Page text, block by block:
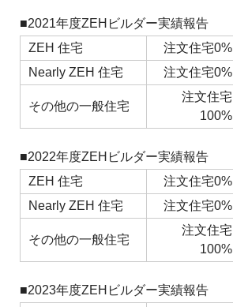
■2021年度ZEHビルダー実績報告
ZEH 住宅
注文住宅0%
Nearly ZEH 住宅
注文住宅0%
その他の一般住宅
注文住宅
100%
■2022年度ZEHビルダー実績報告
ZEH 住宅
注文住宅0%
Nearly ZEH 住宅
注文住宅0%
その他の一般住宅
注文住宅
100%
■2023年度ZEHビルダー実績報告